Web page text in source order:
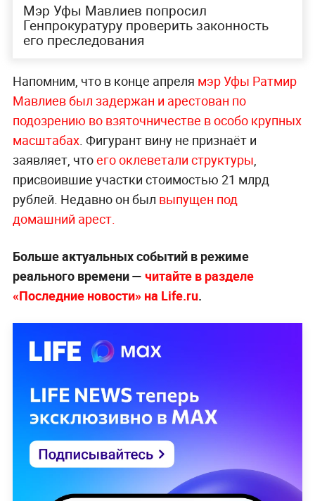
Мэр Уфы Мавлиев попросил
Генпрокуратуру проверить законность
его преследования
Напомним, что в конце апреля мэр Уфы Ратмир
Мавлиев был задержан и арестован по
подозрению во взяточничестве в особо крупных
масштабах. Фигурант вину не признаёт и
заявляет, чтоего оклеветали структуры
присвоившие участки стоимостью 21 млрд
рублей. Недавно он был выпущен под
домашний арест.
Больше актуальных событий в режиме
реального времени — читайте в разделе
«Последние новости» на Life.ru.